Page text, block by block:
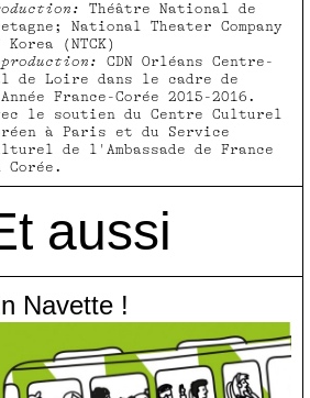
Théâtre National de
National Theater Company
Korea (NTCK)
CDN Orléans Centre-
de Loire dans le cadre de
France-Corée 2015-2016.
le soutien du Centre Culturel
à Paris et du Service
de l'Ambassade de France
Corée.
aussi
Navette !